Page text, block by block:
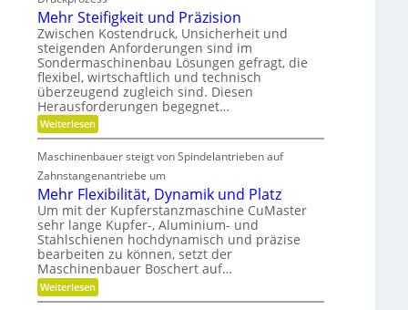
t
s
g
r
a
d
e
e
r
K
u
n
s
t
s
t
o
f
b
r
a
n
c
h
e
b
s
z
e
i
t
d
a
n
k
Ö
l
u
s
g
l
e
i
c
h
e
r
e
-
u
n
d
g
e
t
i
e
e
l
o
s
Mehr Steifigkeit und Präzision
Zwischen Kostendruck, Unsicherheit und
steigenden Anforderungen sind im
Sondermaschinenbau Lösungen gefragt, die
flexibel, wirtschaftlich und technisch
überzeugend zugleich sind. Diesen
Herausforderungen begegnet…
Weiterlesen:
M
h
r
t
e
i
f
i
g
k
e
i
Maschinenbauer steigt von Spindelantrieben auf
Zahnstangenantriebe um
Mehr Flexibilität, Dynamik und Platz
Um mit der Kupferstanzmaschine CuMaster
sehr lange Kupfer-, Aluminium- und
Stahlschienen hochdynamisch und präzise
bearbeiten zu können, setzt der
Maschinenbauer Boschert auf…
Weiterlesen:
M